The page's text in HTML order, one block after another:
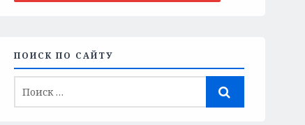
ПОИСК ПО САЙТУ